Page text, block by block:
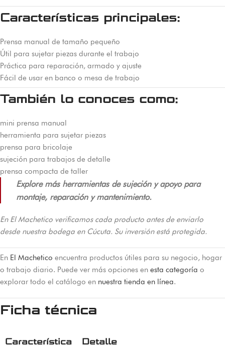
Características principales:
Prensa manual de tamaño pequeño
Útil para sujetar piezas durante el trabajo
Práctica para reparación, armado y ajuste
Fácil de usar en banco o mesa de trabajo
También lo conoces como:
mini prensa manual
herramienta para sujetar piezas
prensa para bricolaje
sujeción para trabajos de detalle
prensa compacta de taller
Explore más herramientas de sujeción y apoyo para
montaje, reparación y mantenimiento.
En El Machetico verificamos cada producto antes de enviarlo
desde nuestra bodega en Cúcuta. Su inversión está protegida.
En El Machetico encuentra productos útiles para su negocio, hogar
o trabajo diario. Puede ver más opciones en esta categoría o
explorar todo el catálogo en nuestra tienda en línea.
Ficha técnica
Característica Detalle